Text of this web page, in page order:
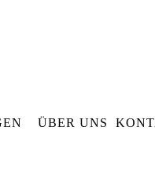
ÜBER UNS